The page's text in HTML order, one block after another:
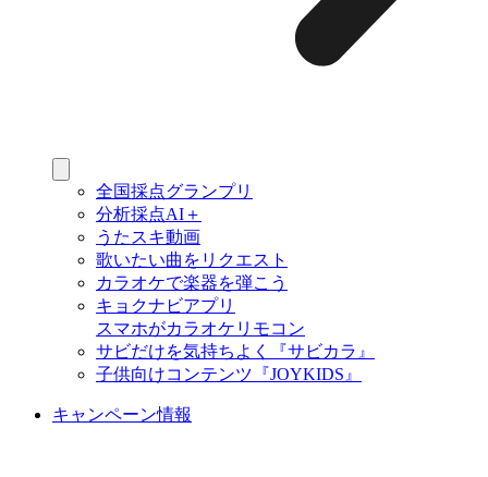
全国採点グランプリ
分析採点AI＋
うたスキ動画
歌いたい曲をリクエスト
カラオケで楽器を弾こう
キョクナビアプリ
スマホがカラオケリモコン
サビだけを気持ちよく『サビカラ』
子供向けコンテンツ『JOYKIDS』
キャンペーン情報